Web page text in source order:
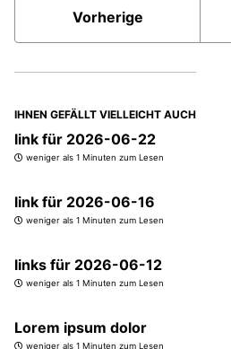
Vorherige
IHNEN GEFÄLLT VIELLEICHT AUCH
link für 2026-06-22
weniger als 1 Minuten zum Lesen
link für 2026-06-16
weniger als 1 Minuten zum Lesen
links für 2026-06-12
weniger als 1 Minuten zum Lesen
Lorem ipsum dolor
weniger als 1 Minuten zum Lesen